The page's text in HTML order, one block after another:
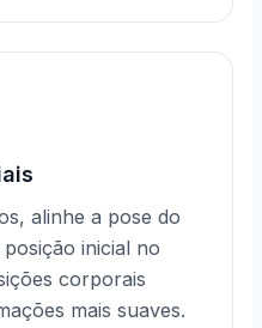
alinhe a pose do
inicial no
corporais
mais suaves.